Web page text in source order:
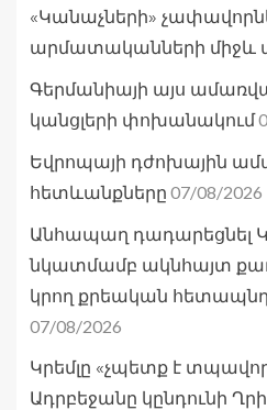
«Կանաչների»
արմատականների միջև
Գերմանիայի այս
կանցլերի փոխանակում
Եվրոպայի դժոխային
հետևանքները 07/08/2026
Անհապաղ դադարեցնել
նկատմամբ ակնհայտ
կրող քրեական
07/08/2026
Կրեմլը «չպետք է
Ադրբեջանը կընդունի